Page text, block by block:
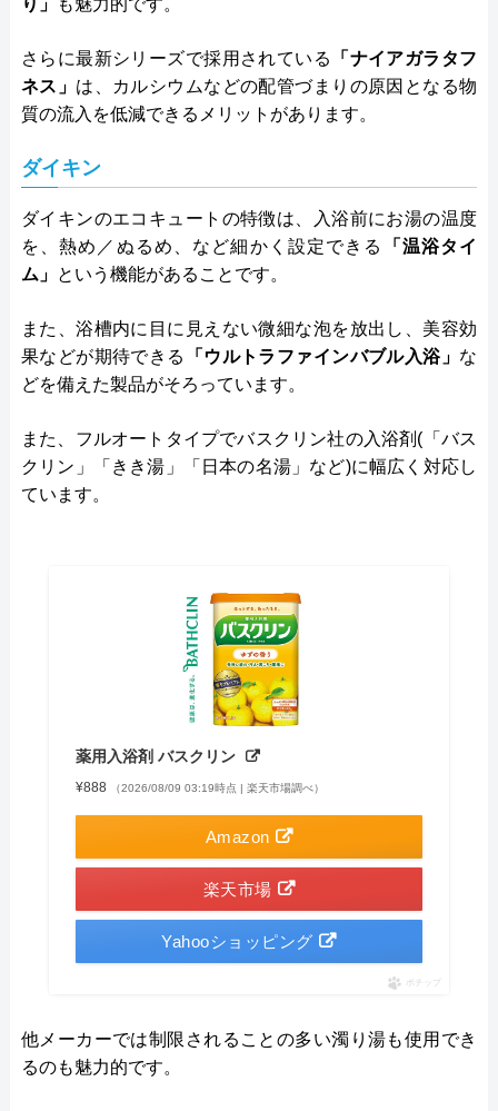
り」
も魅力的です。
さらに最新シリーズで採用されている
「ナイアガラタフ
ネス」 は、カルシウムなどの配管づまりの原因となる物
質の流入を低減できるメリットがあります。
ダイキン
ダイキンのエコキュートの特徴は、入浴前にお湯の温度
を、熱め／ぬるめ、など細かく設定できる
「温浴タイ
ム」 という機能があることです。
また、浴槽内に目に見えない微細な泡を放出し、美容効
果などが期待できる
「ウルトラファインバブル入浴」 な
どを備えた製品がそろっています。
また、フルオートタイプでバスクリン社の入浴剤(「バス
クリン」「きき湯」「日本の名湯」など)に幅広く対応し
ています。
薬用入浴剤 バスクリン
¥888 （2026/08/09 03:19時点 | 楽天市場調べ）
Amazon
楽天市場
Yahooショッピング
ポチップ
他メーカーでは制限されることの多い濁り湯も使用でき
るのも魅力的です。